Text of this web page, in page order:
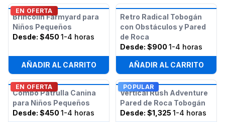
EN OFERTA
Brincolín Farmyard para
Niños Pequeños
Desde: $450 1-4 horas
AÑADIR AL CARRITO
Retro Radical Tobogán
con Obstáculos y Pared
de Roca
Desde: $900 1-4 horas
AÑADIR AL CARRITO
EN OFERTA
Combo Patrulla Canina
para Niños Pequeños
Desde: $450 1-4 horas
POPULAR
Vertical Rush Adventure
Pared de Roca Tobogán
Desde: $1,325 1-4 horas